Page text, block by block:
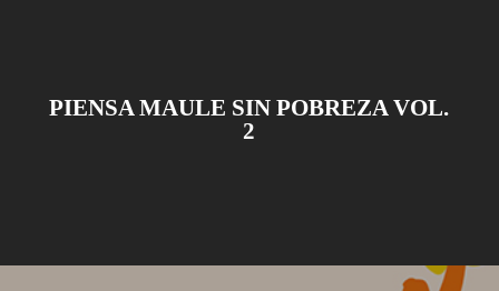
PIENSA MAULE SIN POBREZA VOL.
2